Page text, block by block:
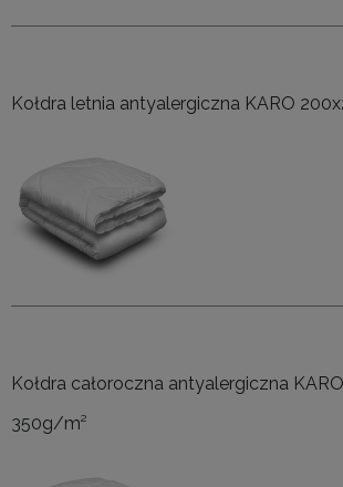
Kołdra letnia antyalergiczna KARO
Kołdra całoroczna antyalergiczna
350g/m²